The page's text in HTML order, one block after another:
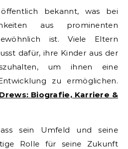
bekannt, was bei
aus prominenten
ist. Viele Eltern
dafür, ihre Kinder aus der
um ihnen eine
zu ermöglichen.
Biografie, Karriere &
sein Umfeld und seine
Rolle für seine Zukunft